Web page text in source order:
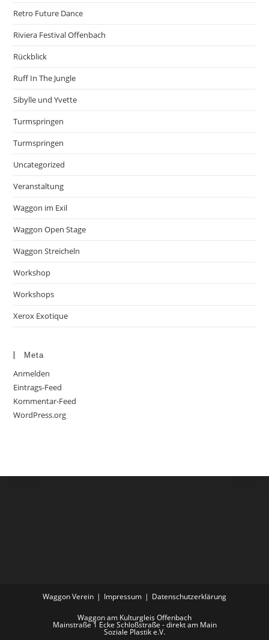
Retro Future Dance
Riviera Festival Offenbach
Rückblick
Ruff In The Jungle
Sibylle und Yvette
Turmspringen
Turmspringen
Uncategorized
Veranstaltung
Waggon im Exil
Waggon Open Stage
Waggon Streicheln
Workshop
Workshops
Xerox Exotique
Meta
Anmelden
Eintrags-Feed
Kommentar-Feed
WordPress.org
Waggon Verein Impressum Datenschutzerklärung
Waggon am Kulturgleis Offenbach
Mainstraße 1 Ecke Schloßstraße - direkt am Main
Soziale Plastik e.V.